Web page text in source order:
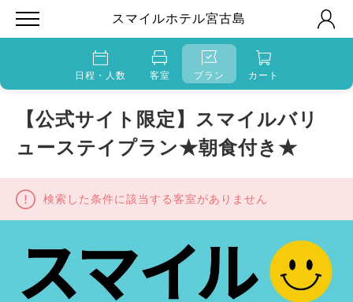
スマイルホテル宮古島
日程・人数 客室 プラン カート
【公式サイト限定】スマイルバリ
ューステイプラン★朝食付き★
検索した条件に該当する客室がありません